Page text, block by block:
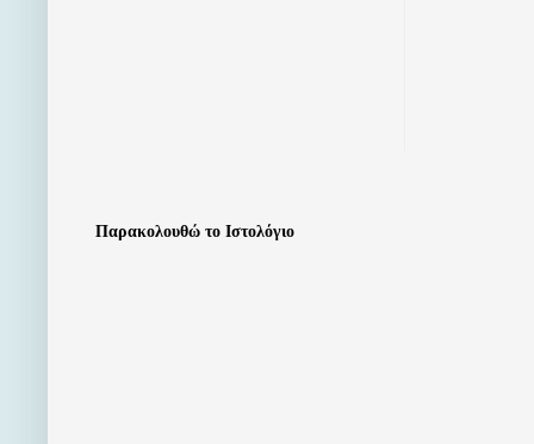
Παρακολουθώ το Ιστολόγιο